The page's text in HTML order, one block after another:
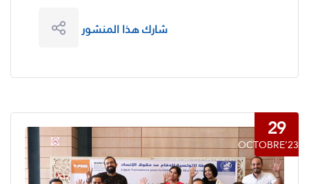
شارك هذا المنشور
29
OCTOBRE’23